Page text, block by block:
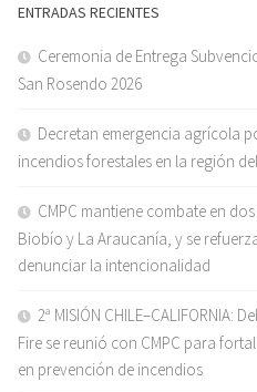
ENTRADAS RECIENTES
Ceremonia de Entrega
San Rosendo 2026
Decretan emergencia agrícola
incendios forestales en la región
CMPC mantiene combate en
Biobío y La Araucanía, y se
denunciar la intencionalidad
2ª MISIÓN CHILE–CALIFORNIA:
Fire se reunió con CMPC para
en prevención de incendios